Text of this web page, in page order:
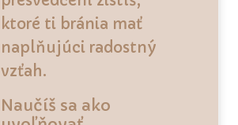
ktoré ti bránia mať
naplňujúci radostný
vzťah.
Naučíš sa ako